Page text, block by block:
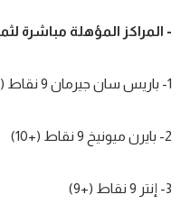
Gamers
تقرير في الجول
- المراكز المؤهلة مباشرة
1- باريس سان جيرمان 9 نقاط (+10)
2- بايرن ميونيخ 9 نقاط (+10)
3- إنتر 9 نقاط (+9)